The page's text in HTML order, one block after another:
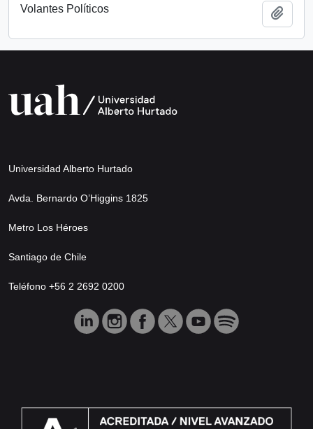
Volantes Políticos
Universidad Alberto Hurtado
Avda. Bernardo O’Higgins 1825
Metro Los Héroes
Santiago de Chile
Teléfono +56 2 2692 0200